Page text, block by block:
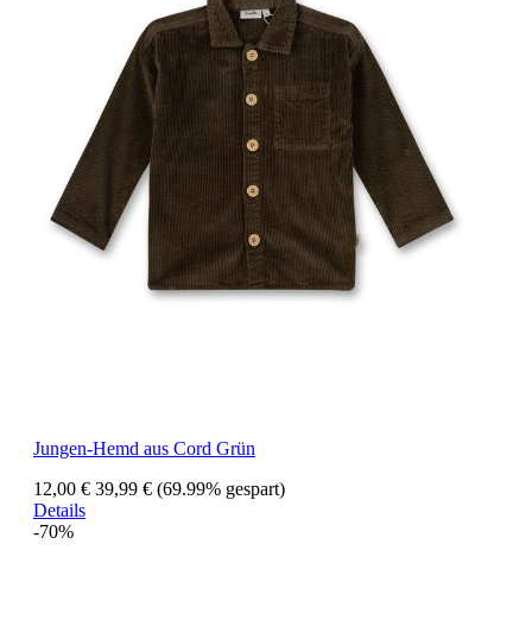
Jungen-Hemd aus Cord Grün
12,00 € 39,99 € (69.99% gespart)
Details
-70%